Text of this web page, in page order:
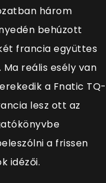
három
behúzott
francia együttes
reális esély van
a Fnatic TQ-
lesz ott az
a frissen
idézői.